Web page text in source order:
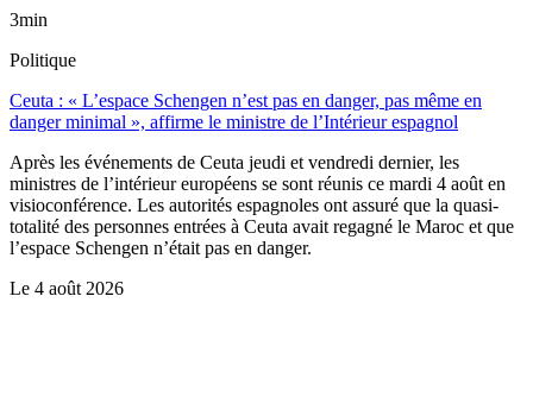
3min
Politique
Ceuta : « L’espace Schengen n’est pas en danger, pas même en
danger minimal », affirme le ministre de l’Intérieur espagnol
Après les événements de Ceuta jeudi et vendredi dernier, les
ministres de l’intérieur européens se sont réunis ce mardi 4 août en
visioconférence. Les autorités espagnoles ont assuré que la quasi-
totalité des personnes entrées à Ceuta avait regagné le Maroc et que
l’espace Schengen n’était pas en danger.
Le 4 août 2026